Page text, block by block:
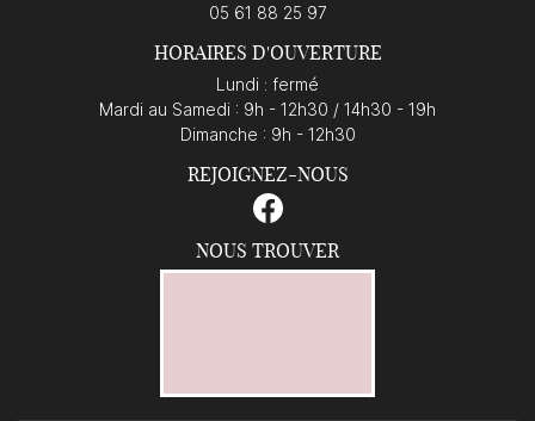
05 61 88 25 97
HORAIRES D'OUVERTURE
Lundi : fermé
Mardi au Samedi : 9h - 12h30 / 14h30 - 19h
Dimanche : 9h - 12h30
REJOIGNEZ-NOUS
NOUS TROUVER